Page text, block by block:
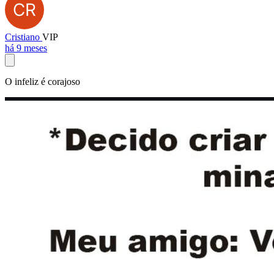
Cristiano VIP
há 9 meses
O infeliz é corajoso